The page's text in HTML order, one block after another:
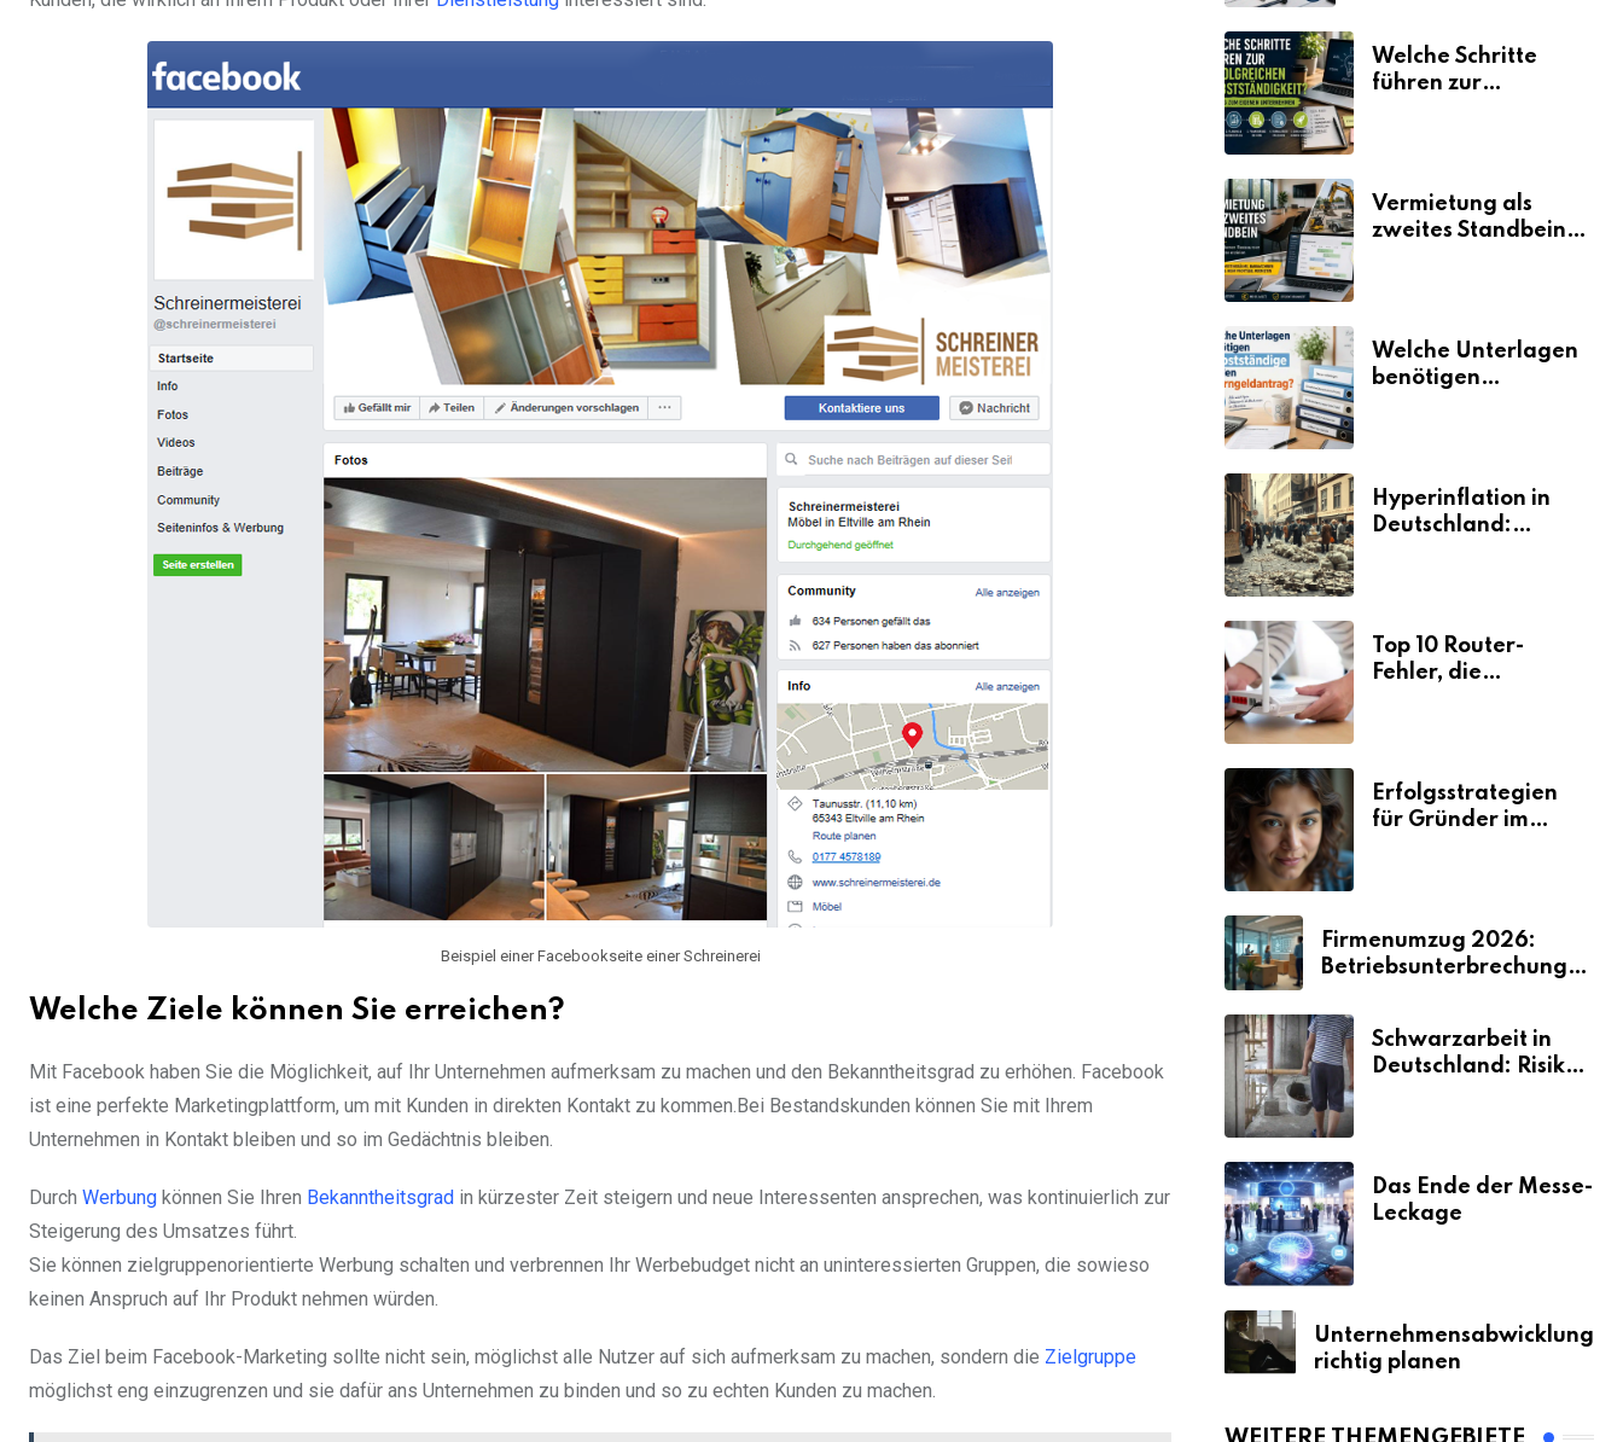
Beispiel einer Facebookseite einer Schreinerei
Welche Ziele können Sie erreichen?
Mit Facebook haben Sie die Möglichkeit, auf Ihr Unternehmen aufmerksam zu machen und den Bekanntheitsgrad zu erhöhen. Facebook
ist eine perfekte Marketingplattform, um mit Kunden in direkten Kontakt zu kommen.Bei Bestandskunden können Sie mit Ihrem
Unternehmen in Kontakt bleiben und so im Gedächtnis bleiben.
Durch Werbung können Sie Ihren Bekanntheitsgrad in kürzester Zeit steigern und neue Interessenten ansprechen, was kontinuierlich zur
Steigerung des Umsatzes führt.
Sie können zielgruppenorientierte Werbung schalten und verbrennen Ihr Werbebudget nicht an uninteressierten Gruppen, die sowieso
keinen Anspruch auf Ihr Produkt nehmen würden.
Das Ziel beim Facebook-Marketing sollte nicht sein, möglichst alle Nutzer auf sich aufmerksam zu machen, sondern die Zielgruppe
möglichst eng einzugrenzen und sie dafür ans Unternehmen zu binden und so zu echten Kunden zu machen.
Welche Schritte
führen zur
Vermietung als
zweites Standbein:
Umsätze machen
Welche Unterlagen
benötigen
Hyperinflation in
Deutschland:
Top 10 Router-
Fehler, die
Erfolgsstrategien
für Gründer im
Firmenumzug 2026:
Betriebsunterbrechungen
Schwarzarbeit in
Deutschland: Risiken
Das Ende der Messe-
Leckage
Unternehmensabwicklung
richtig planen
WEITERE THEMENGEBIETE